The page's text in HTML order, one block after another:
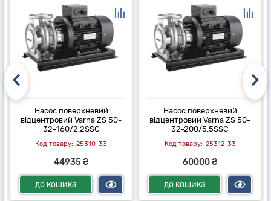
Насос поверхневий
відцентровий Varna ZS 50-
32-160/2.2SSC
25310-33
44935 ₴
до кошика
Насос поверхневий
відцентровий Varna ZS 50-
32-200/5.5SSC
25312-33
60000 ₴
до кошика